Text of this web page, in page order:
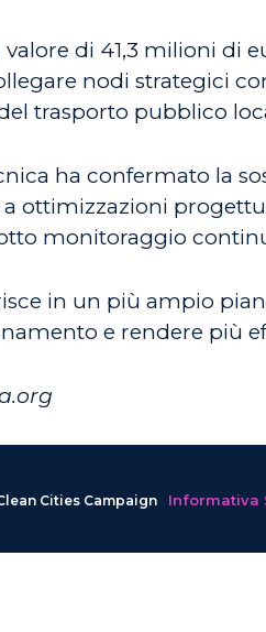
valore di 41,3 milioni di
nodi strategici
trasporto pubblico
ha confermato la
ottimizzazioni
monitoraggio
in un più ampio
e rendere più
Cities Campaign Informativa